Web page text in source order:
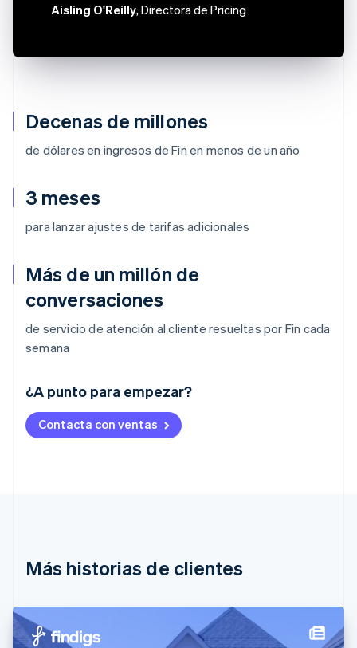
Decenas de millones
de dólares en ingresos de Fin en menos de un año
3 meses
para lanzar ajustes de tarifas adicionales
Más de un millón de
conversaciones
de servicio de atención al cliente resueltas por Fin cada
semana
¿A punto para empezar?
Contacta con ventas
Aisling O'Reilly, Directora de Pricing
Más historias de clientes
Alemania
Deutsch English
Australia
English
English
Canadá
China continental
Chipre